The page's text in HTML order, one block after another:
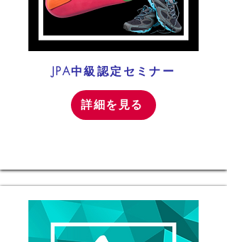
JPA中級認定セミナー
詳細を見る